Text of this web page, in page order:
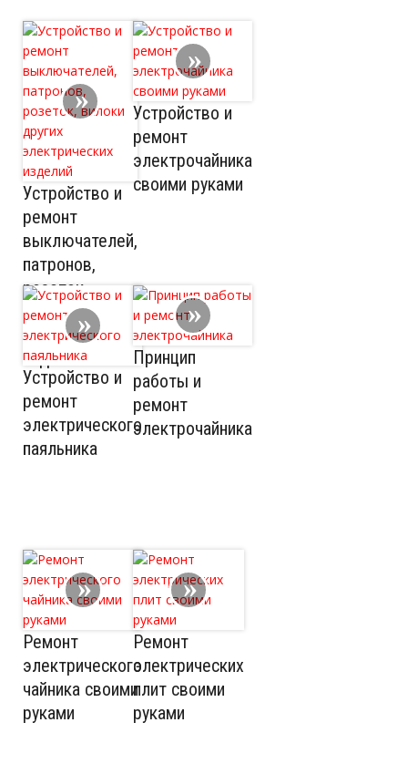
Устройство и
ремонт
выключателей,
патронов,
розеток,
вилоки других
электрических
изделий
Устройство и
ремонт
электрочайника
своими руками
Устройство и
ремонт
электрического
паяльника
Принцип
работы и
ремонт
электрочайника
Ремонт
электрического
чайника своими
руками
Ремонт
электрических
плит своими
руками